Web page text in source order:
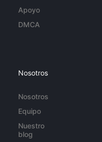
Apoyo
DMCA
Nosotros
Nosotros
Equipo
Nuestro
blog